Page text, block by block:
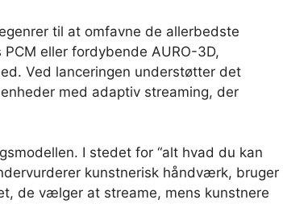
til at omfavne de allerbedste
eller fordybende AURO-3D,
Ved lanceringen understøtter det
med adaptiv streaming, der
I stedet for “alt hvad du kan
kunstnerisk håndværk, bruger
de vælger at streame, mens kunstnere